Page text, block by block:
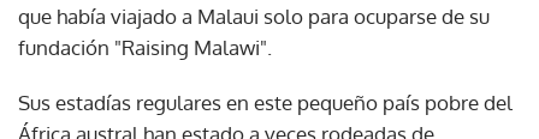
que había viajado a Malaui solo para ocuparse de su
fundación "Raising Malawi".
Sus estadías regulares en este pequeño país pobre del
África austral han estado a veces rodeadas de